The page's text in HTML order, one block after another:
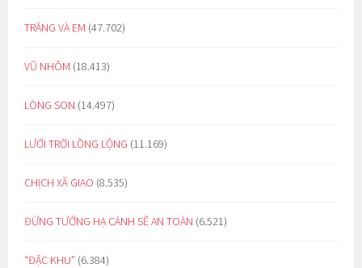
TRĂNG VÀ EM (47.702)
VŨ NHÔM (18.413)
LÒNG SON (14.497)
LƯỚI TRỜI LỒNG LỘNG (11.169)
CHỊCH XÃ GIAO (8.535)
ĐỪNG TƯỞNG HẠ CÁNH SẼ AN TOÀN (6.521)
“ĐẶC KHU” (6.384)